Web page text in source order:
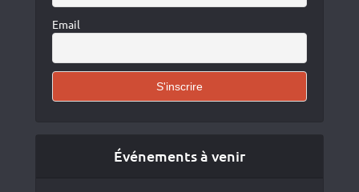
Email
Événements à venir